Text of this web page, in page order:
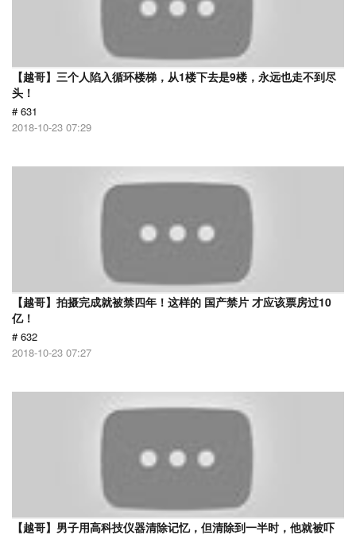
【越哥】三个人陷入循环楼梯，从1楼下去是9楼，永远也走不到尽
头！
# 631
2018-10-23 07:29
【越哥】拍摄完成就被禁四年！这样的 国产禁片 才应该票房过10
亿！
# 632
2018-10-23 07:27
【越哥】男子用高科技仪器清除记忆，但清除到一半时，他就被吓